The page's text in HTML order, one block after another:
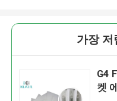
가장 저
G4
켓